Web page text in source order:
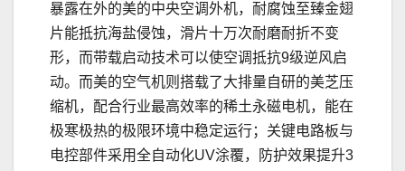
暴露在外的美的中央空调外机，耐腐蚀至臻金翅
片能抵抗海盐侵蚀，滑片十万次耐磨耐折不变
形，而带载启动技术可以使空调抵抗9级逆风启
动。而美的空气机则搭载了大排量自研的美芝压
缩机，配合行业最高效率的稀土永磁电机，能在
极寒极热的极限环境中稳定运行；关键电路板与
电控部件采用全自动化UV涂覆，防护效果提升3